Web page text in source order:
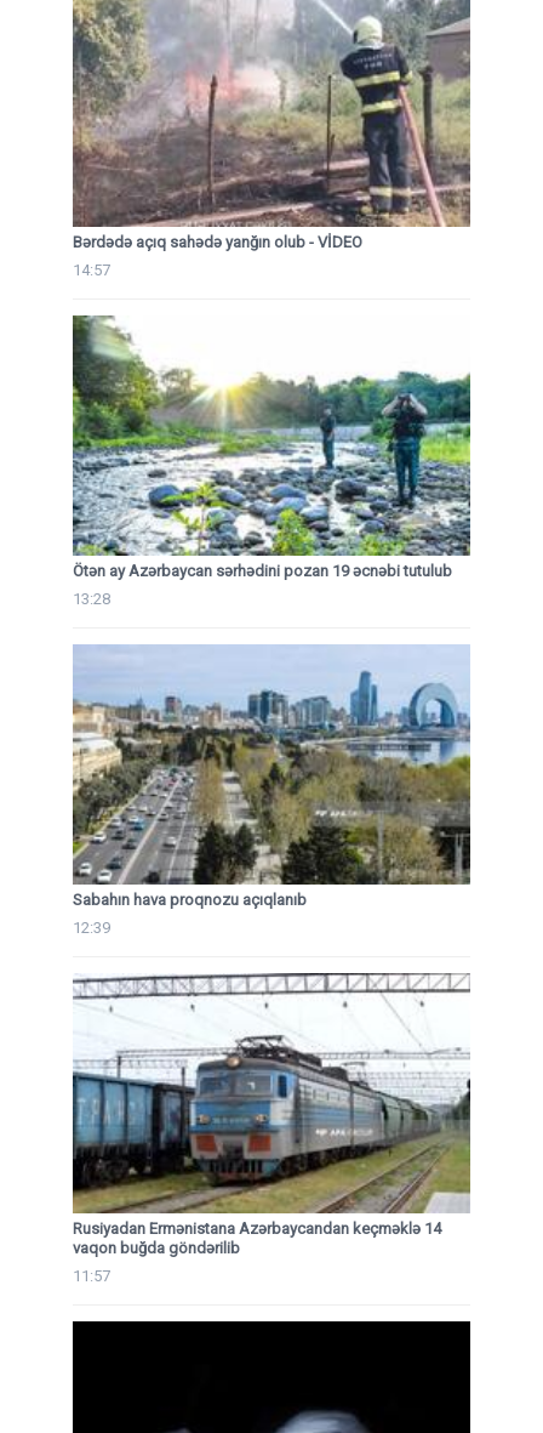
Bərdədə açıq sahədə yanğın olub - VİDEO
14:57
Ötən ay Azərbaycan sərhədini pozan 19 əcnəbi tutulub
13:28
Sabahın hava proqnozu açıqlanıb
12:39
Rusiyadan Ermənistana Azərbaycandan keçməklə 14
vaqon buğda göndərilib
11:57